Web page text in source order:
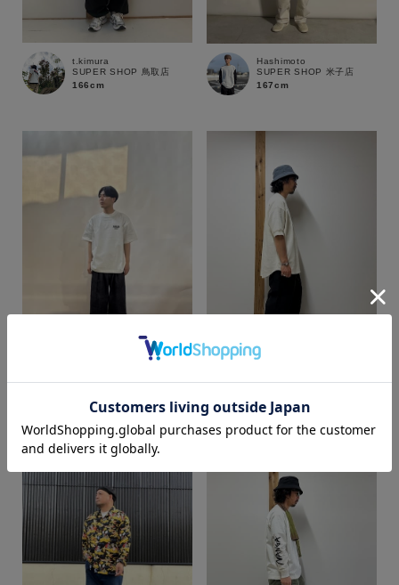
商品タイプ
t.kimura
SUPER SHOP 鳥取店
166cm
Hashimoto
SUPER SHOP 米子店
167cm
SUPER SHOP 米子店
SUPER SHOP 鳥取店